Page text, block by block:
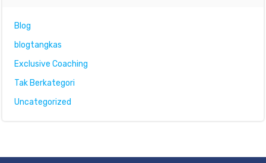
Blog
blogtangkas
Exclusive Coaching
Tak Berkategori
Uncategorized